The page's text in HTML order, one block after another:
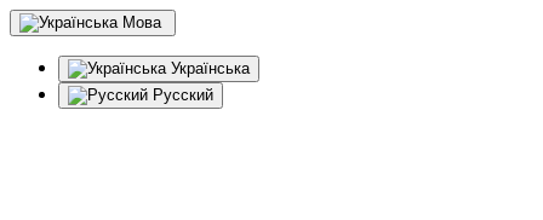
Мова
Українська
Русский